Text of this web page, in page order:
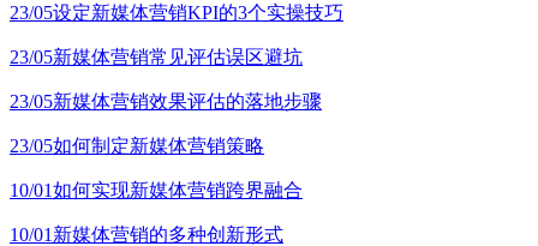
23/05设定新媒体营销KPI的3个实操技巧
23/05新媒体营销常见评估误区避坑
23/05新媒体营销效果评估的落地步骤
23/05如何制定新媒体营销策略
10/01如何实现新媒体营销跨界融合
10/01 新媒体营销的多种创新形式